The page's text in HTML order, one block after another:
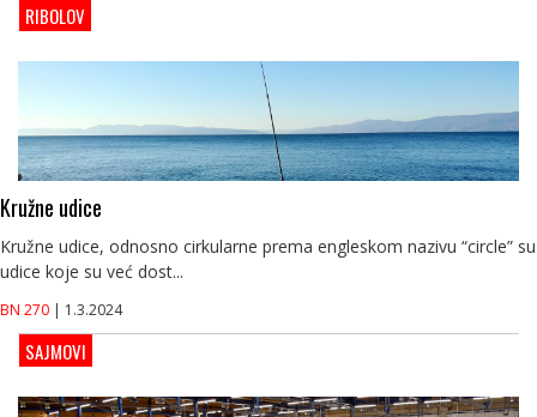
RIBOLOV
Kružne udice
Kružne udice, odnosno cirkularne prema engleskom nazivu “circle” su
udice koje su već dost...
BN 270 | 1.3.2024
SAJMOVI